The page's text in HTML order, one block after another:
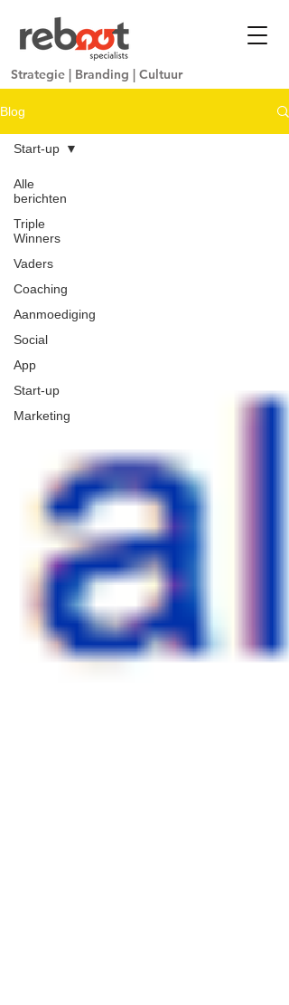
Strategie | Branding | Cultuur
Blog
Alle
berichten
Triple
Winners
Vaders
Coaching
Aanmoediging
Social
App
Start-up
Marketing
Start-up